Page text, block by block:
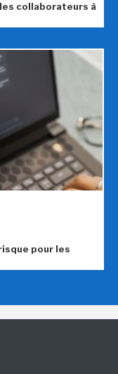
collaborateurs à
pour les